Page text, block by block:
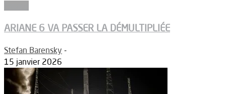
ARIANE 6 VA PASSER LA DÉMULTIPLIÉE
Stefan Barensky -
15 janvier 2026